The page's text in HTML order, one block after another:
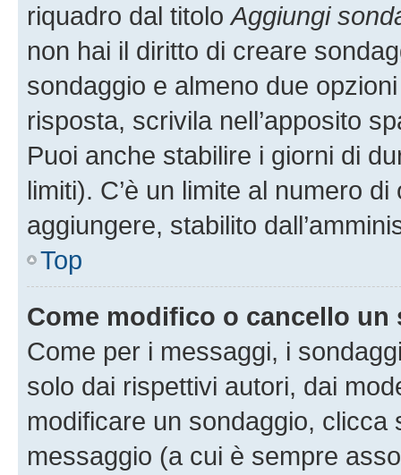
riquadro dal titoloAggiungi
non hai il diritto di creare
sondaggio e almeno due
risposta, scrivila nell’apposito
Puoi anche stabilire i giorni di
limiti). C’è un limite al numero
aggiungere, stabilito
Top
Come modifico o cancello un
Come per i messaggi, i
solo dai rispettivi autori, dai
modificare un sondaggio,
messaggio (a cui è sempre